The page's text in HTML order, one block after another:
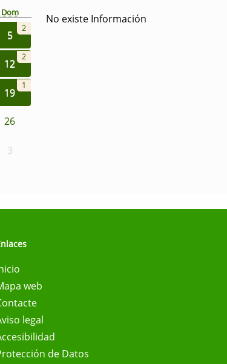
Dom
5
2
12
2
19
1
26
3
No existe Información
web
legal
de Datos